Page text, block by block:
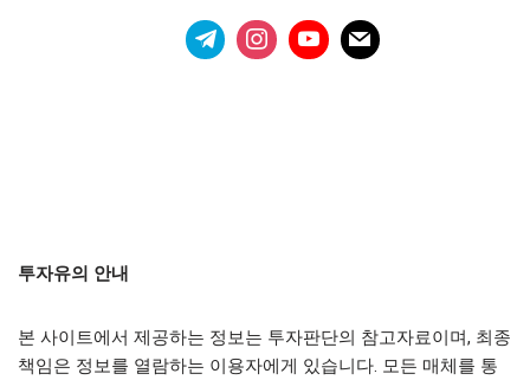
투자유의 안내
본 사이트에서 제공하는 정보는 투자판단의 참고자료이며, 최종
책임은 정보를 열람하는 이용자에게 있습니다. 모든 매체를 통